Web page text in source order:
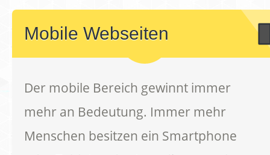
Mobile Webseiten
Der mobile Bereich gewinnt immer
mehr an Bedeutung. Immer mehr
Menschen besitzen ein Smartphone